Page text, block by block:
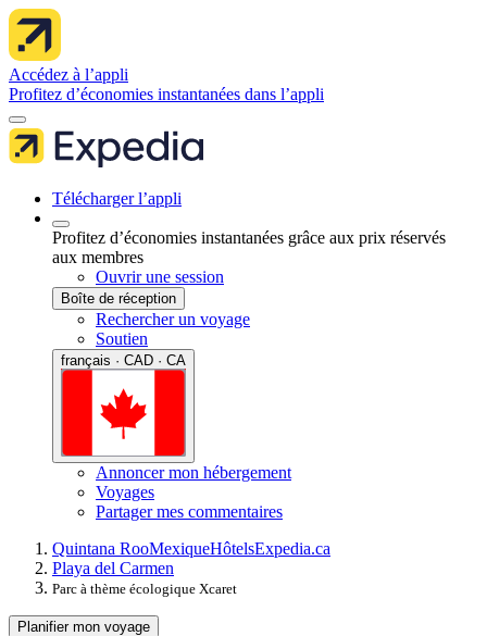
Accédez à l’appli
Profitez d’économies instantanées dans l’appli
Télécharger l’appli
Profitez d’économies instantanées grâce aux prix réservés
aux membres
Ouvrir une session
Boîte de réception
Rechercher un voyage
Soutien
français · CAD · CA
Annoncer mon hébergement
Voyages
Partager mes commentaires
Quintana RooMexiqueHôtelsExpedia.ca
Playa del Carmen
Parc à thème écologique Xcaret
Planifier mon voyage